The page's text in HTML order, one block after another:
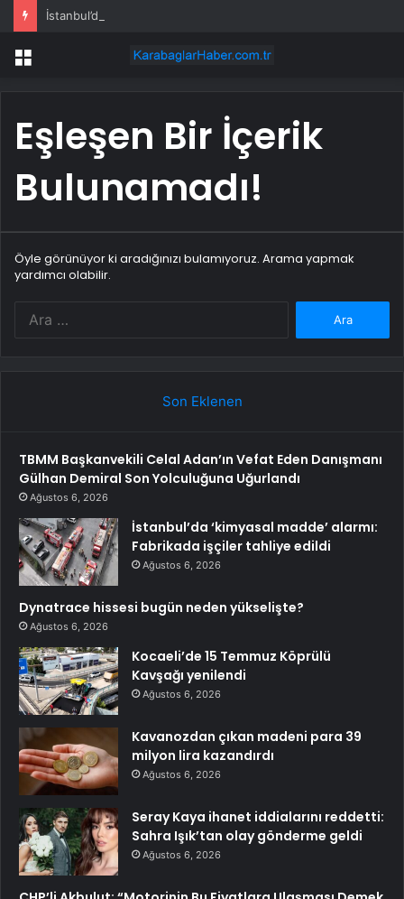
Menü
Eşleşen Bir İçerik
Bulunamadı!
Öyle görünüyor ki aradığınızı bulamıyoruz. Arama yapmak
yardımcı olabilir.
Son Eklenen
TBMM Başkanvekili Celal Adan’ın Vefat Eden Danışmanı
Gülhan Demiral Son Yolculuğuna Uğurlandı
Ağustos 6, 2026
İstanbul’da ‘kimyasal madde’ alarmı:
Fabrikada işçiler tahliye edildi
Ağustos 6, 2026
Dynatrace hissesi bugün neden yükselişte?
Ağustos 6, 2026
Kocaeli’de 15 Temmuz Köprülü
Kavşağı yenilendi
Ağustos 6, 2026
Kavanozdan çıkan madeni para 39
milyon lira kazandırdı
Ağustos 6, 2026
Seray Kaya ihanet iddialarını reddetti:
Sahra Işık’tan olay gönderme geldi
Ağustos 6, 2026